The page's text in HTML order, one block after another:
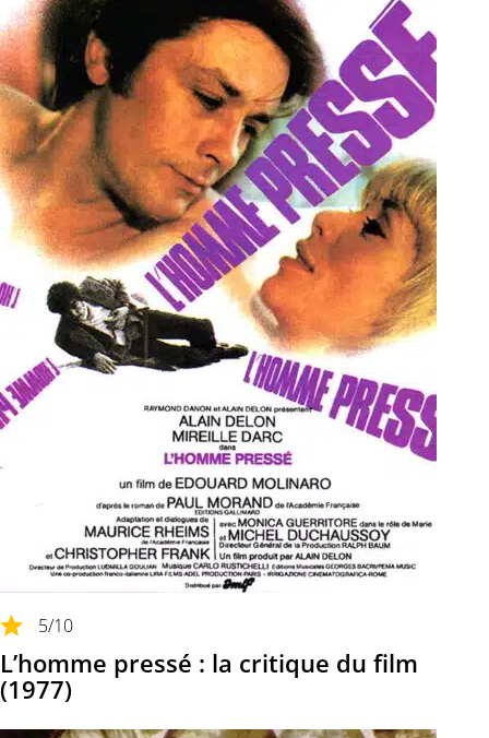
5/10
L’homme pressé : la critique du film
(1977)